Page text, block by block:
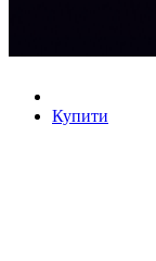
Купити